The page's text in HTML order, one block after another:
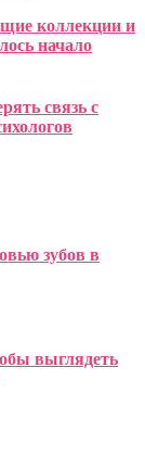
коллекции и
начало
связь с
зубов в
выглядеть